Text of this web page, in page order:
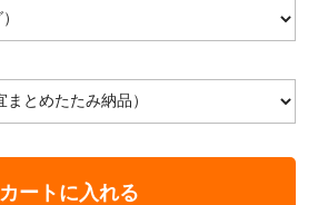
カートに入れる